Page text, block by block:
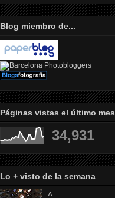
Blog miembro de...
Páginas vistas el último mes
34,931
Lo + visto de la semana
ᴧ